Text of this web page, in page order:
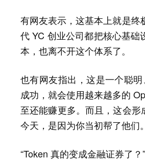
有网友表示，这基本上就是
代 YC 创业公司都把核心基
本，也离不开这个体系了。
也有网友指出，这是一个聪
成功，就会使用越来越多的
至还能赚更多。而且，这会
今天，是因为你当初帮了他
“Token 真的变成金融证券了？